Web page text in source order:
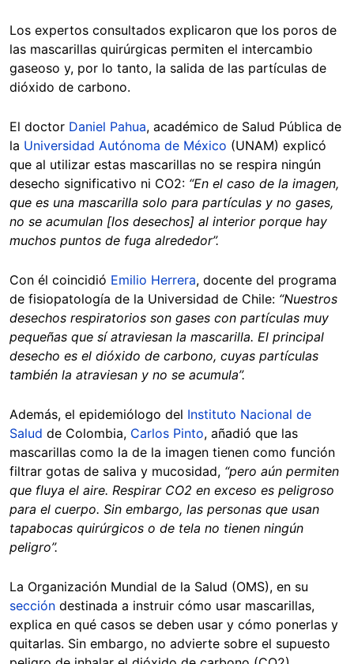
Los expertos consultados explicaron que los poros de
las mascarillas quirúrgicas permiten el intercambio
gaseoso y, por lo tanto, la salida de las partículas de
dióxido de carbono.
El doctor Daniel Pahua, académico de Salud Pública de
la Universidad Autónoma de México (UNAM) explicó
que al utilizar estas mascarillas no se respira ningún
desecho significativo ni CO2: “En el caso de la imagen,
que es una mascarilla solo para partículas y no gases,
no se acumulan [los desechos] al interior porque hay
muchos puntos de fuga alrededor”.
Con él coincidió Emilio Herrera, docente del programa
de fisiopatología de la Universidad de Chile: “Nuestros
desechos respiratorios son gases con partículas muy
pequeñas que sí atraviesan la mascarilla. El principal
desecho es el dióxido de carbono, cuyas partículas
también la atraviesan y no se acumula”.
Además, el epidemiólogo del Instituto Nacional de
Salud de Colombia, Carlos Pinto, añadió que las
mascarillas como la de la imagen tienen como función
filtrar gotas de saliva y mucosidad, “pero aún permiten
que fluya el aire. Respirar CO2 en exceso es peligroso
para el cuerpo. Sin embargo, las personas que usan
tapabocas quirúrgicos o de tela no tienen ningún
peligro”.
La Organización Mundial de la Salud (OMS), en su
sección destinada a instruir cómo usar mascarillas,
explica en qué casos se deben usar y cómo ponerlas y
quitarlas. Sin embargo, no advierte sobre el supuesto